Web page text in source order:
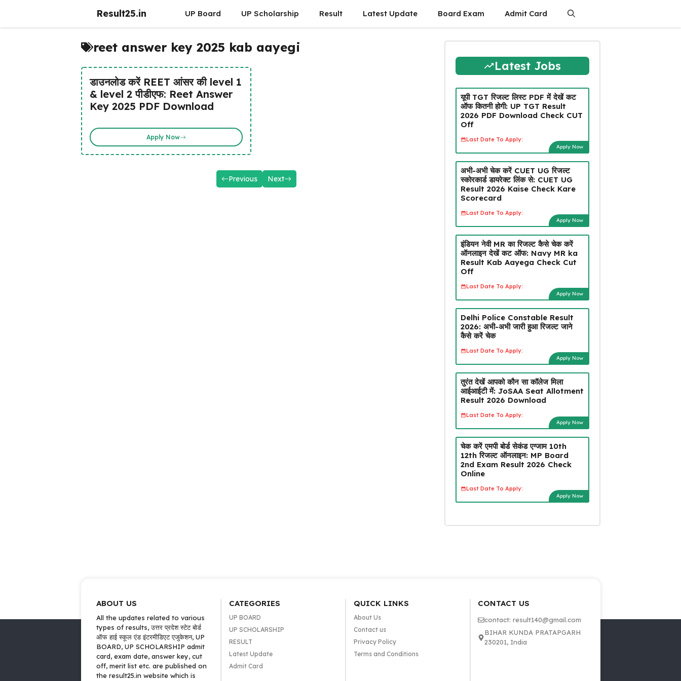
Result25.in UP Board UP Scholarship Result Latest Update Board Exam Admit Card
reet answer key 2025 kab aayegi
डाउनलोड करें REET आंसर की level 1
& level 2 पीडीएफ: Reet Answer
Key 2025 PDF Download
Apply Now
Previous Next
Latest Jobs
यूपी TGT रिजल्ट लिस्ट PDF में देखें कट
ऑफ कितनी होगी: UP TGT Result
2026 PDF Download Check CUT
Off
Last Date To Apply:
Apply Now
अभी-अभी चेक करें CUET UG रिजल्ट
स्कोरकार्ड डायरेक्ट लिंक से: CUET UG
Result 2026 Kaise Check Kare
Scorecard
Last Date To Apply:
Apply Now
इंडियन नेवी MR का रिजल्ट कैसे चेक करें
ऑनलाइन देखें कट ऑफ: Navy MR ka
Result Kab Aayega Check Cut
Off
Last Date To Apply:
Apply Now
Delhi Police Constable Result
2026: अभी-अभी जारी हुआ रिजल्ट जाने
कैसे करें चेक
Last Date To Apply:
Apply Now
तुरंत देखें आपको कौन सा कॉलेज मिला
आईआईटी में: JoSAA Seat Allotment
Result 2026 Download
Last Date To Apply:
Apply Now
चेक करें एमपी बोर्ड सेकंड एग्जाम 10th
12th रिजल्ट ऑनलाइन: MP Board
2nd Exam Result 2026 Check
Online
Last Date To Apply:
Apply Now
ABOUT US
All the updates related to various
types of results, उत्तर प्रदेश स्टेट बोर्ड
ऑफ हाई स्कूल एंड इंटरमीडिएट एजुकेशन, UP
BOARD, UP SCHOLARSHIP admit
card, exam date, answer key, cut
off, merit list etc. are published on
the result25.in website which is
CATEGORIES
UP BOARD
UP SCHOLARSHIP
RESULT
Latest Update
Admit Card
QUICK LINKS
About Us
Contact us
Privacy Policy
Terms and Conditions
CONTACT US
contact: result140@gmail.com
BIHAR KUNDA PRATAPGARH
230201, India